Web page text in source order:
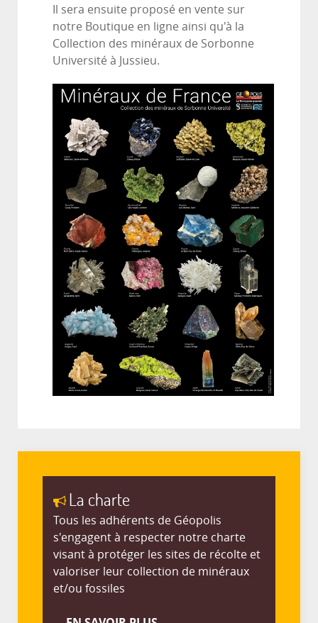
Il sera ensuite proposé en vente sur
notre Boutique en ligne ainsi qu'à la
Collection des minéraux de Sorbonne
Université à Jussieu.
La charte
Tous les adhérents de Géopolis
s'engagent à respecter notre charte
visant à protéger les sites de récolte et
valoriser leur collection de minéraux
et/ou fossiles